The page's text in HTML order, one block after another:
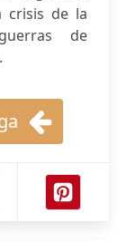
crisis de la
de